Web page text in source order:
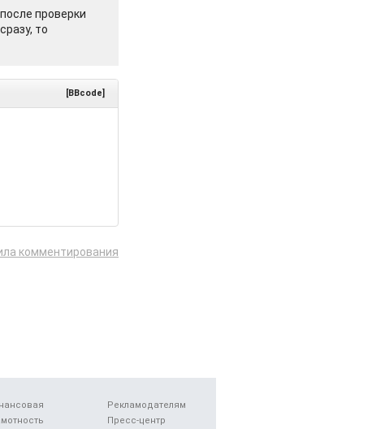
проверки
то
[BBcode]
комментирования
Рекламодателям
Пресс-центр